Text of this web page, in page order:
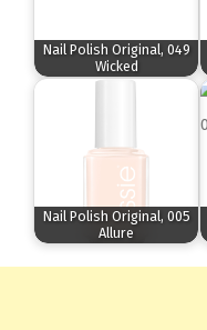
Nail Polish Original, 049
Wicked
Nail Polish Original, 005
Allure